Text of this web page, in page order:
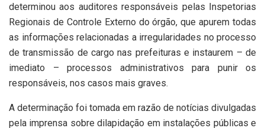
determinou aos auditores responsáveis pelas Inspetorias
Regionais de Controle Externo do órgão, que apurem todas
as informações relacionadas a irregularidades no processo
de transmissão de cargo nas prefeituras e instaurem – de
imediato – processos administrativos para punir os
responsáveis, nos casos mais graves.
A determinação foi tomada em razão de notícias divulgadas
pela imprensa sobre dilapidação em instalações públicas e